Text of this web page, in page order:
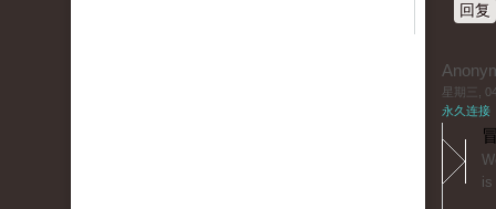
回复
星期三,
永久连接
is